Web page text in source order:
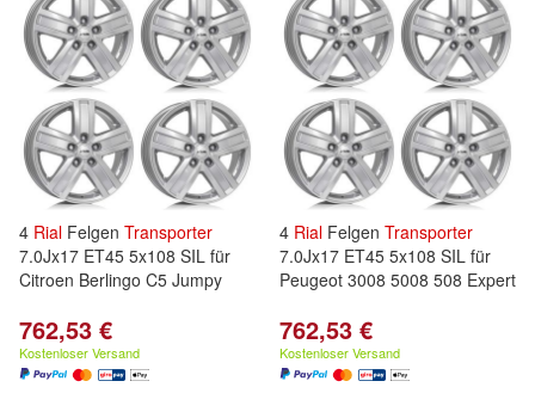
4 Rial Felgen Transporter
7.0Jx17 ET45 5x108 SIL für
Citroen Berlingo C5 Jumpy
762,53 €
Kostenloser Versand
4 Rial Felgen Transporter
7.0Jx17 ET45 5x108 SIL für
Peugeot 3008 5008 508 Expert
762,53 €
Kostenloser Versand